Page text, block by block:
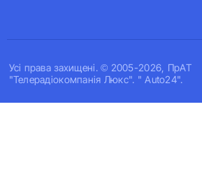
Усi права захищенi. © 2005-2026, ПрАТ
"Телерадіокомпанія Люкс". " Auto24".